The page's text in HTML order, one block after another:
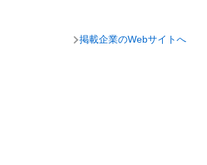
掲載企業のWebサイトへ